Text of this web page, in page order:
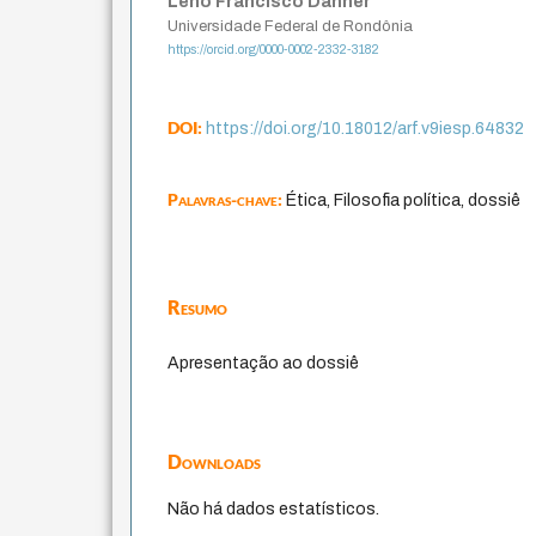
Universidade Federal de Rondônia
https://orcid.org/0000-0002-2332-3182
DOI:https://doi.org/10.18012/arf.v9iesp.64832
Palavras-chave:Ética, Filosofia política, dossiê
Resumo
Apresentação ao dossiê
Downloads
Não há dados estatísticos.